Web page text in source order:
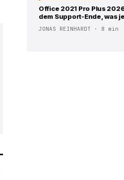
Office 2021 Pro Plus
dem Support-Ende, was
JONAS REINHARDT · 8 min